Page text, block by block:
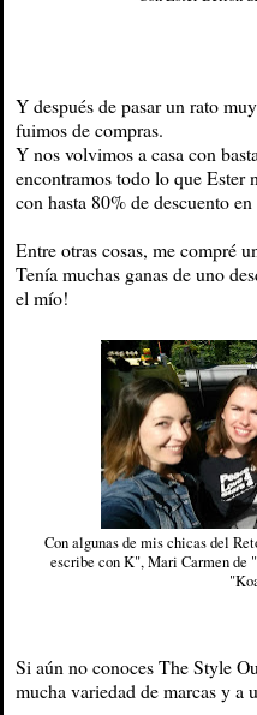
Y después de pasar un rato
fuimos de compras.
Y nos volvimos a casa con
encontramos todo lo que Ester
con hasta 80% de descuento
Entre otras cosas, me compré
Tenía muchas ganas de uno
el mío!
Con algunas de mis chicas del
escribe con K", Mari Carmen de
Si aún no conoces The Style
mucha variedad de marcas y a